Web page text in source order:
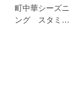
町中華シーズニ
ング スタミナ